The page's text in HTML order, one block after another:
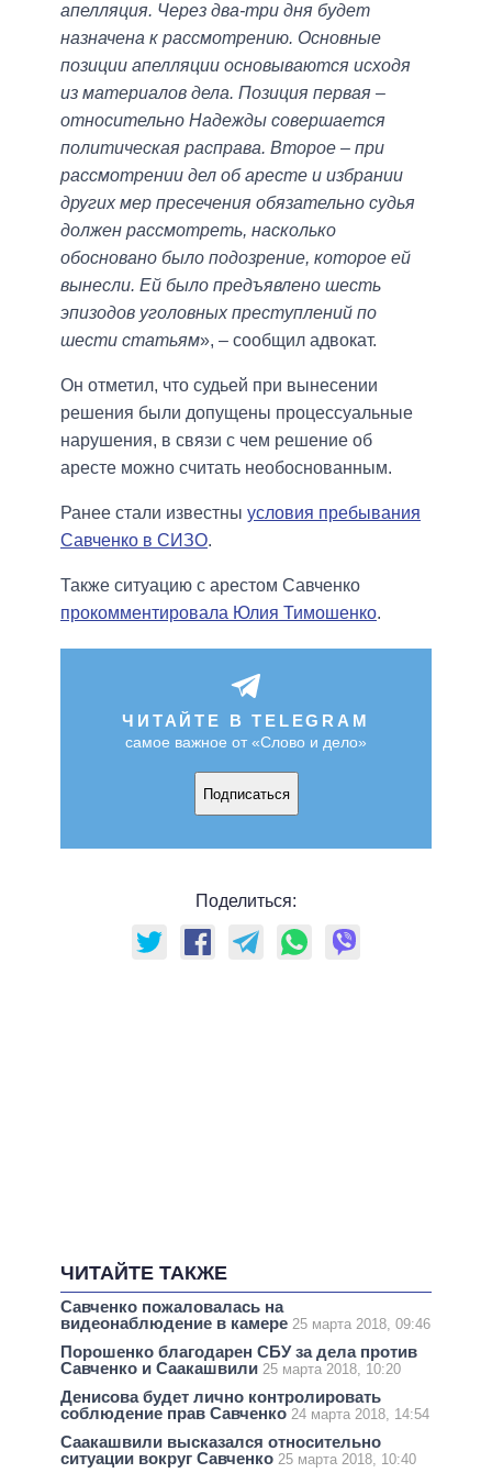
апелляция. Через два-три дня будет
назначена к рассмотрению. Основные
позиции апелляции основываются исходя
из материалов дела. Позиция первая –
относительно Надежды совершается
политическая расправа. Второе – при
рассмотрении дел об аресте и избрании
других мер пресечения обязательно судья
должен рассмотреть, насколько
обосновано было подозрение, которое ей
вынесли. Ей было предъявлено шесть
эпизодов уголовных преступлений по
шести статьям», – сообщил адвокат.
Он отметил, что судьей при вынесении
решения были допущены процессуальные
нарушения, в связи с чем решение об
аресте можно считать необоснованным.
Ранее стали известны условия пребывания
Савченко в СИЗО.
Также ситуацию с арестом Савченко
прокомментировала Юлия Тимошенко.
ЧИТАЙТЕ В TELEGRAM
самое важное от «Слово и дело»
Подписаться
Поделиться:
ЧИТАЙТЕ ТАКЖЕ
Савченко пожаловалась на
видеонаблюдение в камере 25 марта 2018, 09:46
Порошенко благодарен СБУ за дела против
Савченко и Саакашвили 25 марта 2018, 10:20
Денисова будет лично контролировать
соблюдение прав Савченко 24 марта 2018, 14:54
Саакашвили высказался относительно
ситуации вокруг Савченко 25 марта 2018, 10:40